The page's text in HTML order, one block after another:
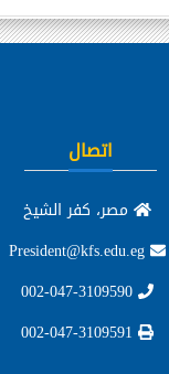
اتصال
مصر، كفر الشيخ